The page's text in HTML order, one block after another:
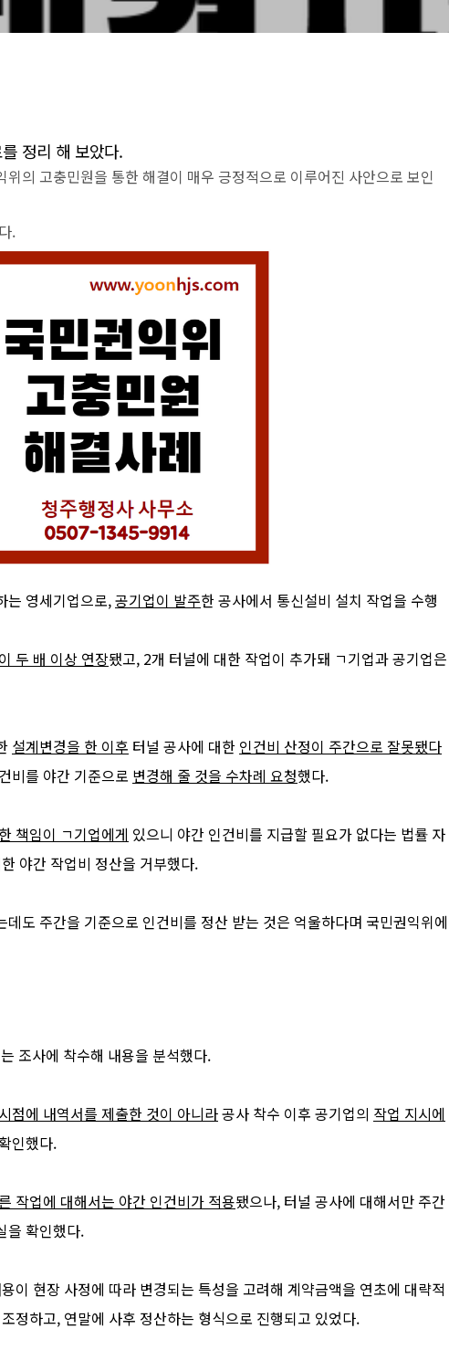
정리 해 보았다.
의 고충민원을 통한 해결이 매우 긍정적으로 이루어진 사안으로 보인
.
는 영세기업으로,공기업이 발주한 공사에서 통신설비 설치 작업을 수행
두 배 이상 연장됐고, 2개 터널에 대한 작업이 추가돼 ㄱ기업과 공기업은
설계변경을 한 이후 터널 공사에 대한 인건비 산정이 주간으로 잘못됐다
비를 야간 기준으로 변경해 줄 것을 수차례 요청했다.
책임이 ㄱ기업에게 있으니 야간 인건비를 지급할 필요가 없다는 법률 자
야간 작업비 정산을 거부했다.
데도 주간을 기준으로 인건비를 정산 받는 것은 억울하다며 국민권익위에
조사에 착수해 내용을 분석했다.
점에 내역서를 제출한 것이 아니라공사 착수 이후 공기업의 작업 지시에
인했다.
작업에 대해서는 야간 인건비가 적용됐으나, 터널 공사에 대해서만 주간
을 확인했다.
이 현장 사정에 따라 변경되는 특성을 고려해 계약금액을 연초에 대략적
정하고, 연말에 사후 정산하는 형식으로 진행되고 있었다.